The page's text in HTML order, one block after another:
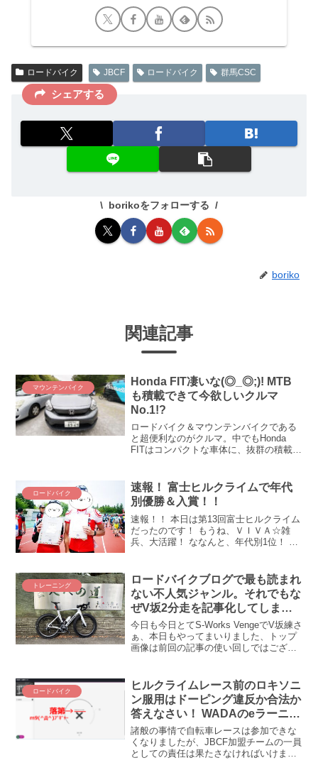
ロードバイク JBCF ロードバイク 群馬CSC
シェアする
borikoをフォローする
boriko
関連記事
マウンテンバイク
Honda FIT凄いな(◎_◎;)! MTB
も積載できて今欲しいクルマ
No.1!?
ロードバイク＆マウンテンバイクである
と超便利なのがクルマ。中でもHonda
FITはコンパクトな車体に、抜群の積載容
ー／MTBerの目線で見ていきます。
ロードバイク
速報！ 富士ヒルクライムで年代
別優勝＆入賞！！
速報！！ 本日は第13回富士ヒルクライム
だったのです！ もうね、ＶＩＶＡ☆雑
兵、大活躍！ ななんと、年代別1位！ 総
男さん、年代別で優勝！！！！！石川県
が誇る雑兵の...
トレーニング
ロードバイクブログで最も読まれ
ない不人気ジャンル。それでもな
ぜV坂2分走を記事化してしまう
のか(# ﾟДﾟ)ﾅｾﾞﾀﾞ!
今日も今日とてS-Works VengeでV坂練さ
ぁ、本日もやってまいりました、トップ
画像は前回の記事の使い回しではござい
オジサンの練習日記です(´_ゝ｀...
ロードバイク
ヒルクライムレース前のロキソニ
ン服用はドーピング違反か合法か
答えなさい！ WADAのeラーニン
グ「ADEL」を受講してみた！
諸般の事情で自転車レースは参加できな
くなりましたが、JBCF加盟チームの一員
としての責任は果たさなければいけませ